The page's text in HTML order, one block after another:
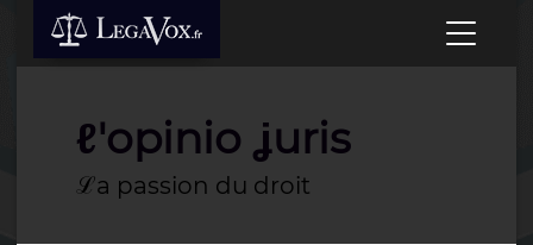
ℓ'opinio ʝuris
ℒa passion du droit